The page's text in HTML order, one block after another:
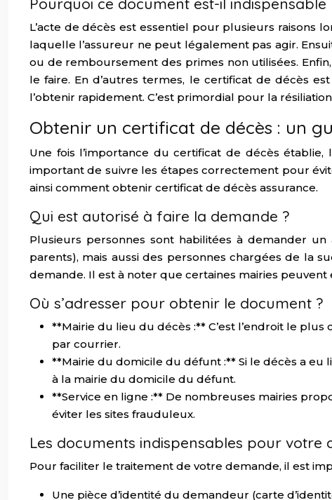
L’acte de décès est essentiel pour plusieurs raisons
laquelle l’assureur ne peut légalement pas agir.
ou de remboursement des primes non utilisées.
le faire. En d’autres termes, le certificat de décès
l’obtenir rapidement. C’est primordial pour la
Obtenir un certificat de décès : un
Une fois l’importance du certificat de décès
important de suivre les étapes correctement pour
ainsi comment obtenir certificat de décès assurance.
Qui est autorisé à faire la demande ?
Plusieurs personnes sont habilitées à demander
parents), mais aussi des personnes chargées de la
demande. Il est à noter que certaines mairies
Où s’adresser pour obtenir le document ?
**Mairie du lieu du décès :** C’est l’endroit le
par courrier.
**Mairie du domicile du défunt :** Si le décès a
à la mairie du domicile du défunt.
**Service en ligne :** De nombreuses mairies
éviter les sites frauduleux.
Les documents indispensables pour votre
Pour faciliter le traitement de votre demande, il est
Une pièce d’identité du demandeur (carte